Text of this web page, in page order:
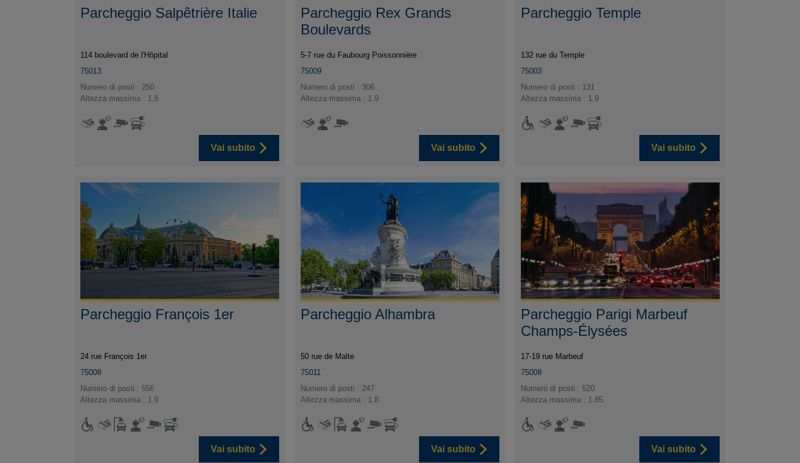
Parcheggio Salpêtrière Italie
114 boulevard de l'Hôpital
75013
Numero di posti : 250
Altezza massima : 1,8
Vai subito
Parcheggio Rex Grands
Boulevards
5-7 rue du Faubourg Poissonnière
75009
Numero di posti : 306
Altezza massima : 1.9
Vai subito
Parcheggio Temple
132 rue du Temple
75003
Numero di posti : 131
Altezza massima : 1.9
Vai subito
Parcheggio François 1er
24 rue François 1er
75008
Numero di posti : 556
Altezza massima : 1.9
Vai subito
Parcheggio Alhambra
50 rue de Malte
75011
Numero di posti : 247
Altezza massima : 1.8
Vai subito
Parcheggio Parigi Marbeuf
Champs-Élysées
17-19 rue Marbeuf
75008
Numero di posti : 520
Altezza massima : 1.85
Vai subito